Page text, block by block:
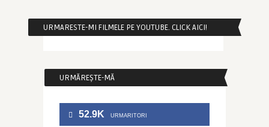
URMARESTE-MI FILMELE PE YOUTUBE. CLICK AICI!
URMĂREȘTE-MĂ
52.9K URMARITORI